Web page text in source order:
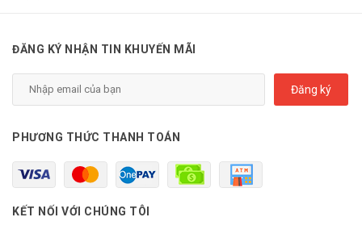
ĐĂNG KÝ NHẬN TIN KHUYẾN MÃI
Đăng ký
PHƯƠNG THỨC THANH TOÁN
KẾT NỐI VỚI CHÚNG TÔI